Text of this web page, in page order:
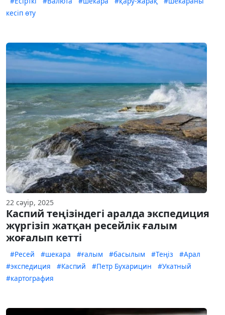
кесіп өту
22 сәуір, 2025
Каспий теңізіндегі аралда экспедиция
жүргізіп жатқан ресейлік ғалым
жоғалып кетті
#Ресей #шекара #ғалым #басылым #Теңіз
#Арал
#экспедиция
#Каспий #Петр Бухарицин
#Укатный
#картография